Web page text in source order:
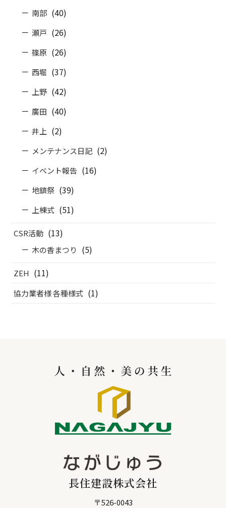
南部 (40)
瀬戸 (26)
篠原 (26)
西堀 (37)
上野 (42)
廣田 (40)
井上 (2)
メンテナンス日記 (2)
イベント報告 (16)
地鎮祭 (39)
上棟式 (51)
CSR活動 (13)
木の香まつり (5)
ZEH (11)
協力業者様 各種様式 (1)
長住建設株式会社
〒526-0043